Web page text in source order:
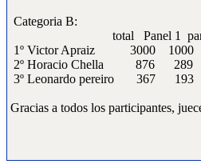
Categoria B:
total Panel 1 panel 2
1º Victor Apraiz 3000
2º Horacio Chella 876
3º Leonardo pereiro
Gracias a todos los participantes,